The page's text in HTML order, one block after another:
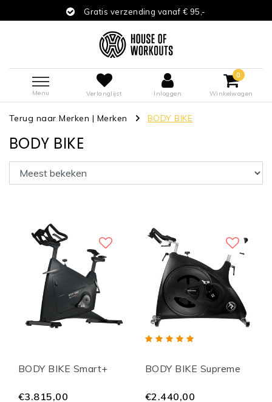
Gratis verzending vanaf € 95,-
Menu Verlanglijst Inloggen
0
Winkelwagen
Terug naar Merken | Merken BODY BIKE
BODY BIKE
BODY BIKE Smart+
€3.815,00
BODY BIKE Supreme
€2.440,00